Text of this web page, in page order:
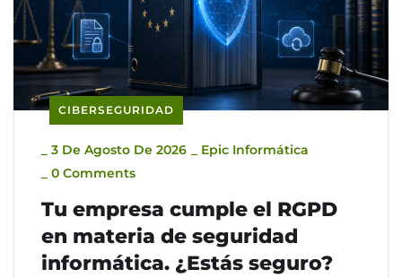
CIBERSEGURIDAD
3 De Agosto De 2026
Epic Informática
0 Comments
Tu empresa cumple el RGPD
en materia de seguridad
informática. ¿Estás seguro?